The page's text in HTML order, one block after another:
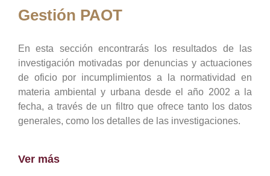
Gestión PAOT
En esta sección encontrarás los resultados de las
investigación motivadas por denuncias y actuaciones
de oficio por incumplimientos a la normatividad en
materia ambiental y urbana desde el año 2002 a la
fecha, a través de un filtro que ofrece tanto los datos
generales, como los detalles de las investigaciones.
Ver más